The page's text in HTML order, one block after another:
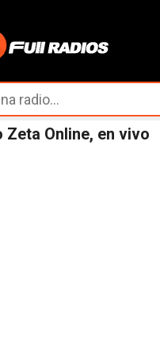
Zeta Online, en vivo